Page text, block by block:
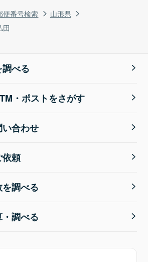
便番号検索
山形県
田
べる
・ポストをさがす
合わせ
依頼
調べる
調べる